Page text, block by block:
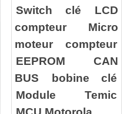
Switch clé
LCD
compteur
Micro
moteur compteur
EEPROM
CAN
BUS
bobine clé
Module Temic